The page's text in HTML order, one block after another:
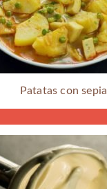
Patatas con sepia